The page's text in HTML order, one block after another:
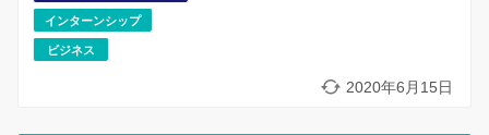
インターンシップ
ビジネス
2020年6月15日